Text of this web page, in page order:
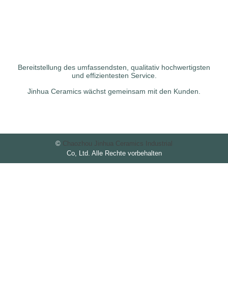
Bereitstellung des umfassendsten, qualitativ hochwertigsten
und effizientesten Service.
Jinhua Ceramics wächst gemeinsam mit den Kunden.
© Chaozhou Jinhua Ceramics Industrial
Co, Ltd. Alle Rechte vorbehalten